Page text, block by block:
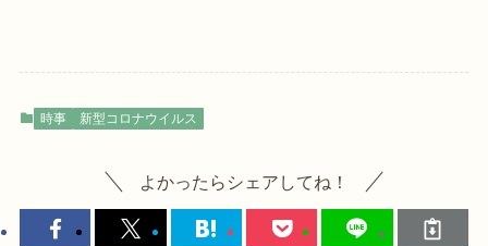
時事 新型コロナウイルス
よかったらシェアしてね！